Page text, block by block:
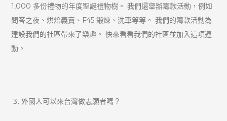
1,000 多份禮物的年度聖誕禮物樹。 我們還舉辦籌款活動，例如
問答之夜、烘焙義賣、F45 鍛煉、洗車等等。 我們的籌款活動為
建設我們的社區帶來了樂趣。 快來看看我們的社區並加入這項運
動。
外國人可以來台灣做志願者嗎？